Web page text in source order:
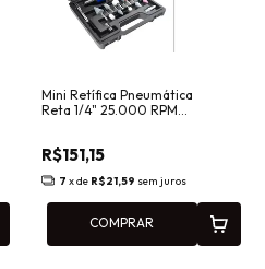
Mini Retífica Pneumática
Reta 1/4" 25.000 RPM
R$151,15
7 x de R$21,59 sem juros
COMPRAR